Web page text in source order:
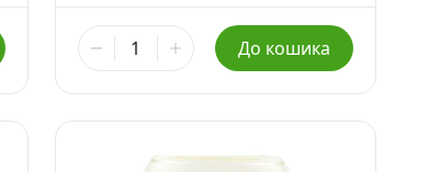
103,00 ₴
50 г - Немає в наявностіДо кошика